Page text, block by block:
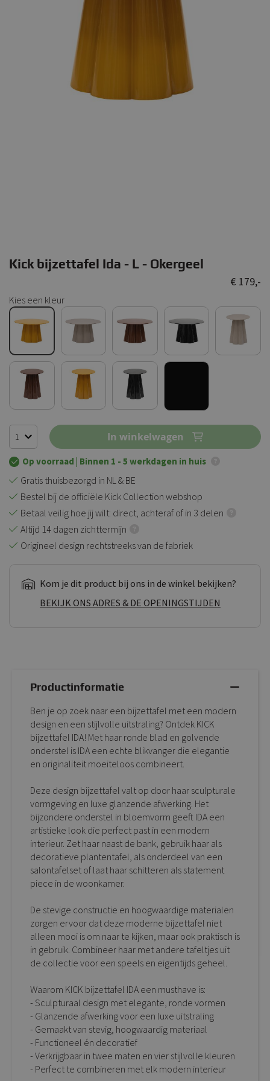
Kick bijzettafel Ida - L - Okergeel
€ 179,-
Kies een kleur
In winkelwagen
Op voorraad | Binnen 1 - 5 werkdagen in huis
Gratis thuisbezorgd in NL & BE
Bestel bij de officiële Kick Collection webshop
Betaal veilig hoe jij wilt: direct, achteraf of in 3 delen
Altijd 14 dagen zichttermijn
Origineel design rechtstreeks van de fabriek
Kom je dit product bij ons in de winkel bekijken?
BEKIJK ONS ADRES & DE OPENINGSTIJDEN
Productinformatie
Ben je op zoek naar een bijzettafel met een modern
design en een stijlvolle uitstraling? Ontdek KICK
bijzettafel IDA! Met haar ronde blad en golvende
onderstel is IDA een echte blikvanger die elegantie
en originaliteit moeiteloos combineert.
Deze design bijzettafel valt op door haar sculpturale
vormgeving en luxe glanzende afwerking. Het
bijzondere onderstel in bloemvorm geeft IDA een
artistieke look die perfect past in een modern
interieur. Zet haar naast de bank, gebruik haar als
decoratieve plantentafel, als onderdeel van een
salontafelset of laat haar schitteren als statement
piece in de woonkamer.
De stevige constructie en hoogwaardige materialen
zorgen ervoor dat deze moderne bijzettafel niet
alleen mooi is om naar te kijken, maar ook praktisch is
in gebruik. Combineer haar met andere tafeltjes uit
de collectie voor een speels en eigentijds geheel.
Waarom KICK bijzettafel IDA een musthave is:
- Sculpturaal design met elegante, ronde vormen
- Glanzende afwerking voor een luxe uitstraling
- Gemaakt van stevig, hoogwaardig materiaal
- Functioneel én decoratief
- Verkrijgbaar in twee maten en vier stijlvolle kleuren
- Perfect te combineren met elk modern interieur